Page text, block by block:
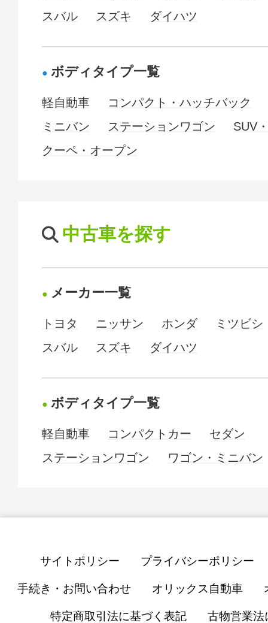
スバル
スズキ ダイハツ
ボディタイプ一覧
軽自動車
コンパクト・ハッチバック
ミニバン
ステーションワゴン
SUV
クーペ・オープン
中古車を探す
メーカー一覧
トヨタ ニッサン ホンダ
ミツビシ
スバル
スズキ ダイハツ
ボディタイプ一覧
軽自動車 コンパクトカー
セダン
ステーションワゴン
ワゴン・ミニバン
サイトポリシー プライバシーポリシー
手続き・お問い合わせ オリックス自動車
特定商取引法に基づく表記 古物営業法